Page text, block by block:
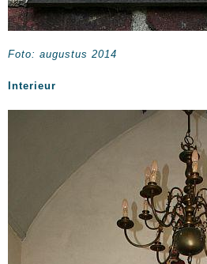
Foto: augustus 2014
Interieur